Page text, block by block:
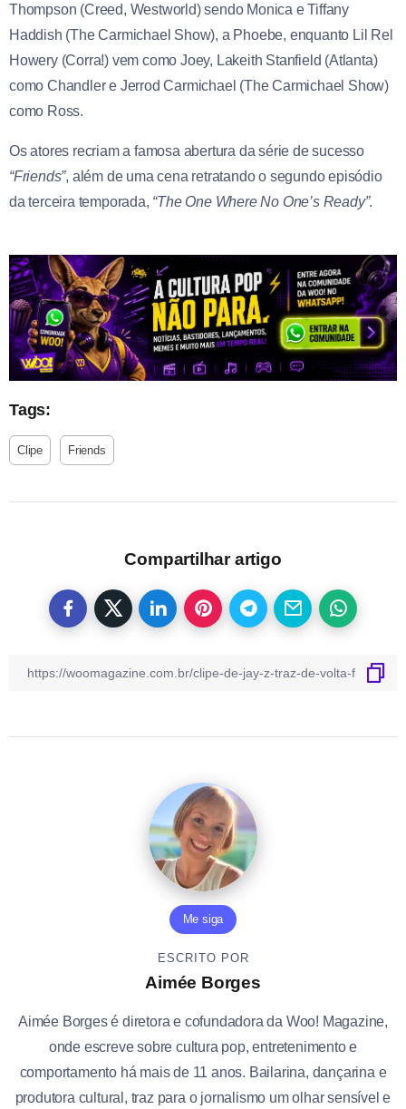
Thompson (Creed, Westworld) sendo Monica e Tiffany
Haddish (The Carmichael Show), a Phoebe, enquanto Lil Rel
Howery (Corra!) vem como Joey, Lakeith Stanfield (Atlanta)
como Chandler e Jerrod Carmichael (The Carmichael Show)
como Ross.
Os atores recriam a famosa abertura da série de sucesso
“Friends”, além de uma cena retratando o segundo episódio
da terceira temporada, “The One Where No One’s Ready”.
Tags:
Clipe Friends
Compartilhar artigo
Me siga
ESCRITO POR
Aimée Borges
Aimée Borges é diretora e cofundadora da Woo! Magazine,
onde escreve sobre cultura pop, entretenimento e
comportamento há mais de 11 anos. Bailarina, dançarina e
produtora cultural, traz para o jornalismo um olhar sensível e